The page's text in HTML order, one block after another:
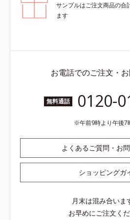
サンプルはご注文商品の合
ます
お電話でのご注文・
無料通話 0120-
午前9時より午後7
よくあるご質問・お
ショッピングガ
月末は混み合いま
お早めにご注文くだ